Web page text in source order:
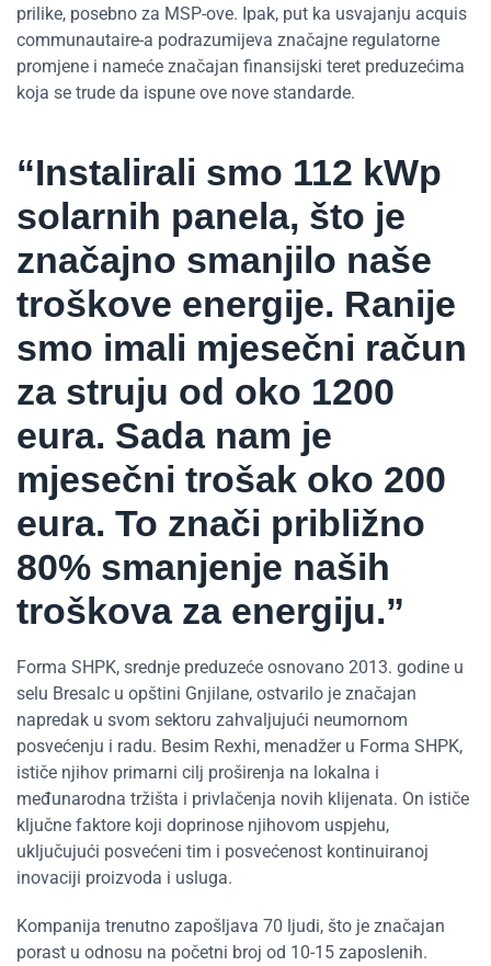
prilike, posebno za MSP-ove. Ipak, put ka usvajanju acquis
communautaire-a podrazumijeva značajne regulatorne
promjene i nameće značajan finansijski teret preduzećima
koja se trude da ispune ove nove standarde.
“Instalirali smo 112 kWp
solarnih panela, što je
značajno smanjilo naše
troškove energije. Ranije
smo imali mjesečni račun
za struju od oko 1200
eura. Sada nam je
mjesečni trošak oko 200
eura. To znači približno
80% smanjenje naših
troškova za energiju.”
Forma SHPK, srednje preduzeće osnovano 2013. godine u
selu Bresalc u opštini Gnjilane, ostvarilo je značajan
napredak u svom sektoru zahvaljujući neumornom
posvećenju i radu. Besim Rexhi, menadžer u Forma SHPK,
ističe njihov primarni cilj proširenja na lokalna i
međunarodna tržišta i privlačenja novih klijenata. On ističe
ključne faktore koji doprinose njihovom uspjehu,
uključujući posvećeni tim i posvećenost kontinuiranoj
inovaciji proizvoda i usluga.
Kompanija trenutno zapošljava 70 ljudi, što je značajan
porast u odnosu na početni broj od 10-15 zaposlenih.